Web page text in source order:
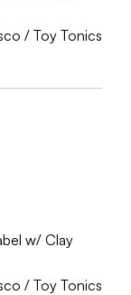
/ Toy Tonics
w/ Clay
/ Toy Tonics